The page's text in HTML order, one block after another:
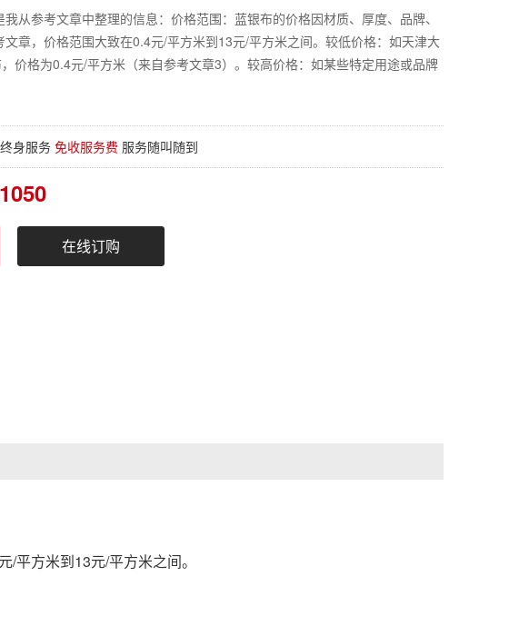
从参考文章中整理的信息：价格范围：蓝银布的价格因材质、厚度、品牌、
章，价格范围大致在0.4元/平方米到13元/平方米之间。较低价格：如天津大
价格为0.4元/平方米（来自参考文章3）。较高价格：如某些特定用途或品牌
身服务免收服务费 服务随叫随到
在线订购
平方米到13元/平方米之间。